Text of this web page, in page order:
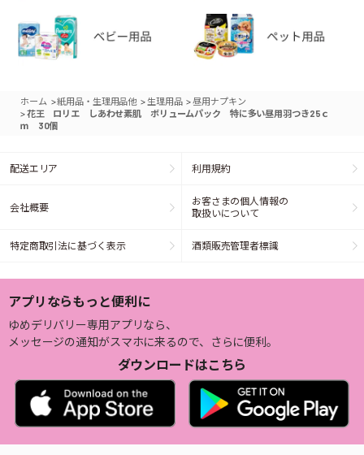
ホーム >紙用品・生理用品他 > 生理用品 >昼用ナプキン
>花王 ロリエ しあわせ素肌 ボリュームパック 特に多い昼用羽つき25ｃ
ｍ 30個
配送エリア 利用規約
会社概要
お客さまの個人情報の
取扱いについて
特定商取引法に基づく表示 酒類販売管理者標識
アプリならもっと便利に
ゆめデリバリー専用アプリなら、
メッセージの通知がスマホに来るので、さらに便利。
ダウンロードはこちら